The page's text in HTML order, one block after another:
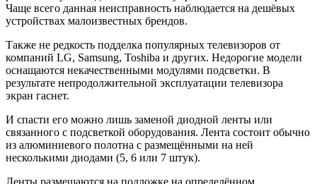
Чаще всего данная неисправность наблюдается на дешёвых
устройствах малоизвестных брендов.
Также не редкость подделка популярных телевизоров от
компаний LG, Samsung, Toshiba и других. Недорогие модели
оснащаются некачественными модулями подсветки. В
результате непродолжительной эксплуатации телевизора
экран гаснет.
И спасти его можно лишь заменой диодной ленты или
связанного с подсветкой оборудования. Лента состоит обычно
из алюминиевого полотна с размещёнными на ней
несколькими диодами (5, 6 или 7 штук).
Ленты размещаются на подложке на определённом